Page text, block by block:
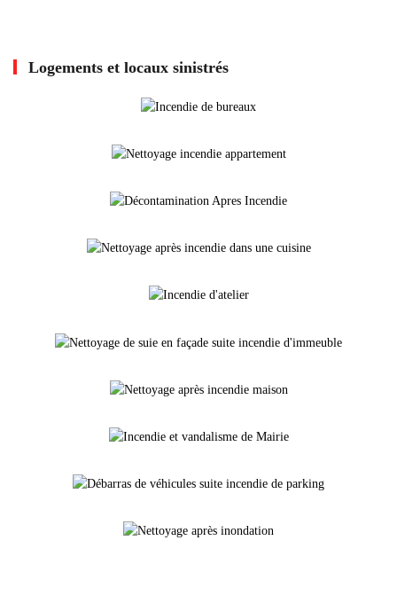
Logements et locaux sinistrés